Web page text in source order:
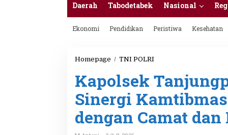
Daerah Tabodetabek Nasional
Ekonomi Pendidikan Peristiwa Kesehatan
Homepage / TNI POLRI
p
o
l
s
e
k
Kapolsek
Sinergi
dengan Camat